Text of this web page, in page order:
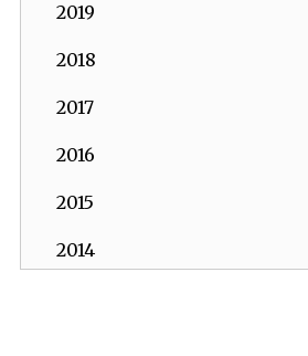
2019
2018
2017
2016
2015
2014